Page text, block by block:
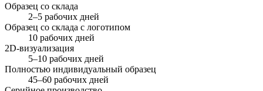
Образец со склада
2–5 рабочих дней
Образец со склада с логотипом
10 рабочих дней
2D-визуализация
5–10 рабочих дней
Полностью индивидуальный образец
45–60 рабочих дней